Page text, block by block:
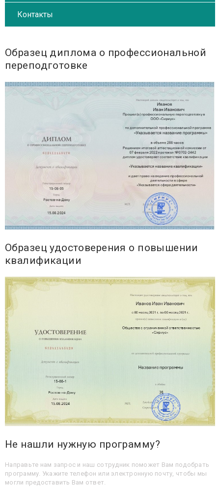
Контакты
Образец диплома о профессиональной
переподготовке
Образец удостоверения о повышении
квалификации
Не нашли нужную программу?
Направьте нам запрос и наш сотрудник поможет Вам подобрать
программу. Укажите телефон или электронную почту, чтобы мы
могли предоставить Вам ответ.